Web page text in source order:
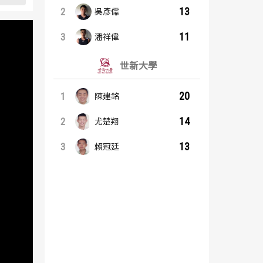
2 吳彥儒 13
3 潘祥偉 11
世新大學
1 陳建銘 20
2 尤楚翔 14
3 賴冠廷 13